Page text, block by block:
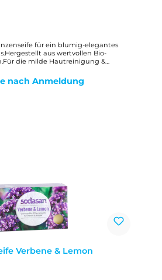
für ein blumig-elegantes
aus wertvollen Bio-
die milde Hautreinigung &
Essenzen von Rose und
reine Bio-Pflanzenölseife mit Bio-
nach Anmeldung
Verbene & Lemon